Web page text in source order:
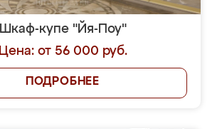
Шкаф-купе "Йя-Поу"
Цена: от 56 000 руб.
ПОДРОБНЕЕ